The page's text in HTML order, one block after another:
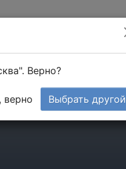
Верно?
верно Выбрать другой